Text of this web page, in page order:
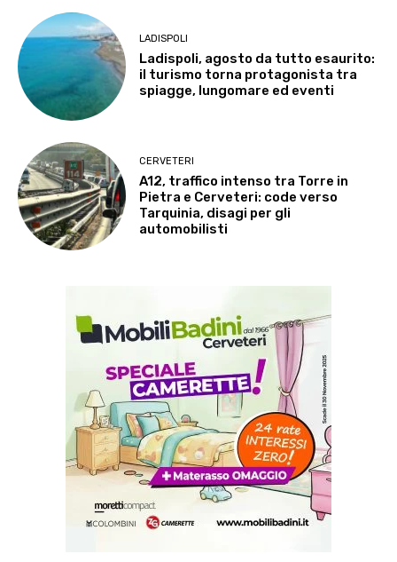
LADISPOLI
Ladispoli, agosto da tutto esaurito:
il turismo torna protagonista tra
spiagge, lungomare ed eventi
CERVETERI
A12, traffico intenso tra Torre in
Pietra e Cerveteri: code verso
Tarquinia, disagi per gli
automobilisti